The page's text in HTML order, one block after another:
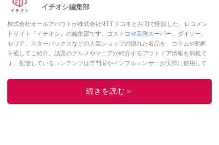
イチオシ編集部
株式会社オールアバウトが株式会社NTTドコモと共同で開設した、レコメン
ドサイト『イチオシ』の編集部です。
コストコや業務スーパー、 ダイソー、
セリア、 スターバックスなどの人気ショップの隠れた名品を、コラムや動画
を通してご紹介。話題のグルメやマニアが紹介するアウトドア情報も満載で
す。配信しているコンテンツは専門家やインフルエンサーが実際に使用して
ニュースでフォロー
続きを読む＞